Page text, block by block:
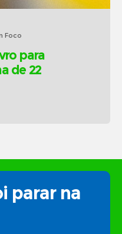
Foco
para
de 22
parar na